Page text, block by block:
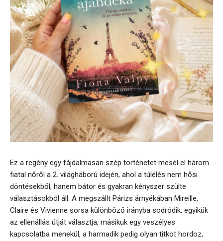
Ez a regény egy fájdalmasan szép történetet mesél el három
fiatal nőről a 2. világháború idején, ahol a túlélés nem hősi
döntésekből, hanem bátor és gyakran kényszer szülte
választásokból áll. A megszállt Párizs árnyékában Mireille,
Claire és Vivienne sorsa különböző irányba sodródik: egyikük
az ellenállás útját választja, másikuk egy veszélyes
kapcsolatba menekül, a harmadik pedig olyan titkot hordoz,